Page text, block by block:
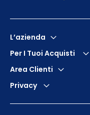
L’azienda
Per I Tuoi Acquisti
Area Clienti
Privacy